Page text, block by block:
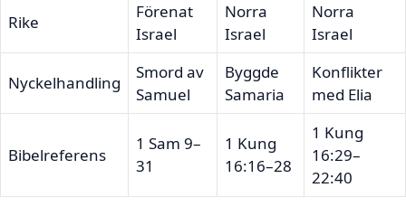
Rike
Förenat
Israel
Norra
Israel
Norra
Israel
Nyckelhandling
Smord av
Samuel
Byggde
Samaria
Konflikter
med Elia
Bibelreferens
1 Sam 9–
31
1 Kung
16:16–28
1 Kung
16:29–
22:40